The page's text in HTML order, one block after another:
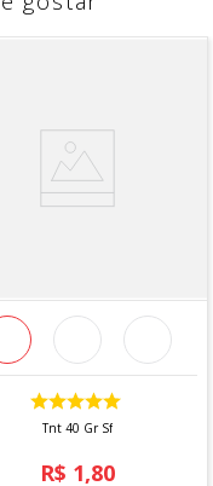
baixa,
a cada 1,00 MT
de comprimento
2 mts, será
possível que haja
Tnt 40 Gr Sf
R$ 1,80